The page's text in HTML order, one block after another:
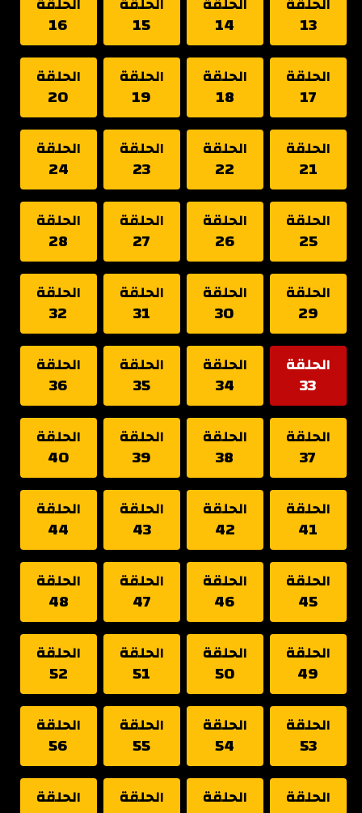
13
14
15
16
الحلقة
17
الحلقة
18
الحلقة
19
الحلقة
20
الحلقة
21
الحلقة
22
الحلقة
23
الحلقة
24
الحلقة
25
الحلقة
26
الحلقة
27
الحلقة
28
الحلقة
29
الحلقة
30
الحلقة
31
الحلقة
32
الحلقة
33
الحلقة
34
الحلقة
35
الحلقة
36
الحلقة
37
الحلقة
38
الحلقة
39
الحلقة
40
الحلقة
41
الحلقة
42
الحلقة
43
الحلقة
44
الحلقة
45
الحلقة
46
الحلقة
47
الحلقة
48
الحلقة
49
الحلقة
50
الحلقة
51
الحلقة
52
الحلقة
53
الحلقة
54
الحلقة
55
الحلقة
56
الحلقة الحلقة الحلقة الحلقة